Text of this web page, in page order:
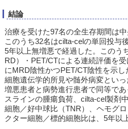
結論
治療を受けた97名の全生存期間は中
このうち32名はcilta-celの単回投与
5年以上無増悪で経過した。このう
RD）・PET/CTによる連続評価を
にMRD陰性かつPET/CT陰性を示し
細胞遺伝学的所見や髄外病変とい
増悪患者と病勢進行患者で同等で
スラインの腫瘍負荷、cilta-cel製剤
細胞／好中球比（TNR）、ヘモグ
クター細胞／標的細胞比は、5年以